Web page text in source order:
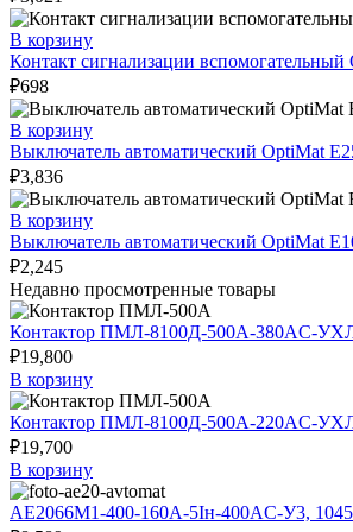
В корзину
Контакт сигнализации
₽698
В корзину
Выключатель автоматический OptiMat
₽3,836
В корзину
Выключатель автоматический OptiMat
₽2,245
Недавно просмотренные товары
Контактор ПМЛ-8100Д-500А-380AC-
₽19,800
В корзину
Контактор ПМЛ-8100Д-500А-220AC-
₽19,700
В корзину
АЕ2066М1-400-160А-5Iн-400AC-У3,